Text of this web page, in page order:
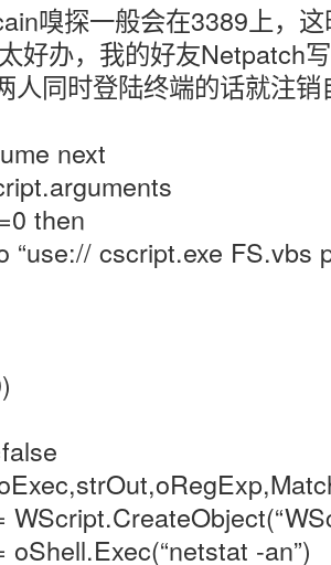
嗅探一般会在3389上，
好办，我的好友Netpatch
人同时登陆终端的话就注
next
then
“use:// cscript.exe FS.vbs
-an”)